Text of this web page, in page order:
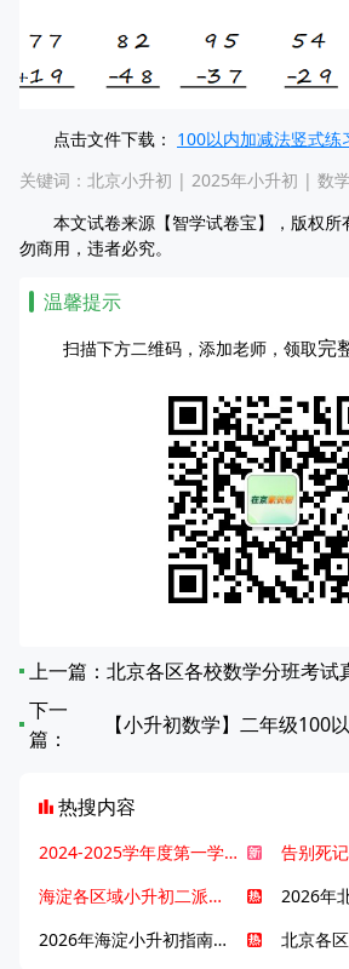
点击文件下载： 100以内加减法竖式
关键词： 北京小升初 | 2025年小升初 | 数学
本文试卷来源【智学试卷宝】，版权所
勿商用，违者必究。
温馨提示
扫描下方二维码，添加老师，领取完
上一篇： 北京各区各校数学分班考试
下一
篇：
热搜内容
2024-2025学年度第一学期北京各区期末考试真题试卷汇总
海淀各区域小升初二派全攻略合集！区域一至五志愿填报、升学策略详解
2026年海淀小升初指南，一文了解招生政策要点